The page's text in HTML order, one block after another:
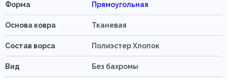
Форма Прямоугольная
Основа ковра Тканевая
Состав ворса Полиэстер Хлопок
Вид Без бахромы